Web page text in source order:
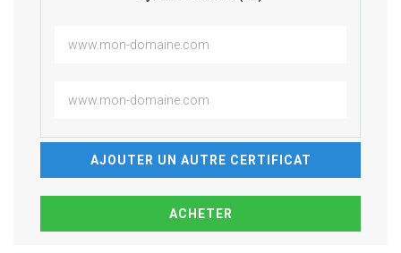
AJOUTER UN AUTRE CERTIFICAT